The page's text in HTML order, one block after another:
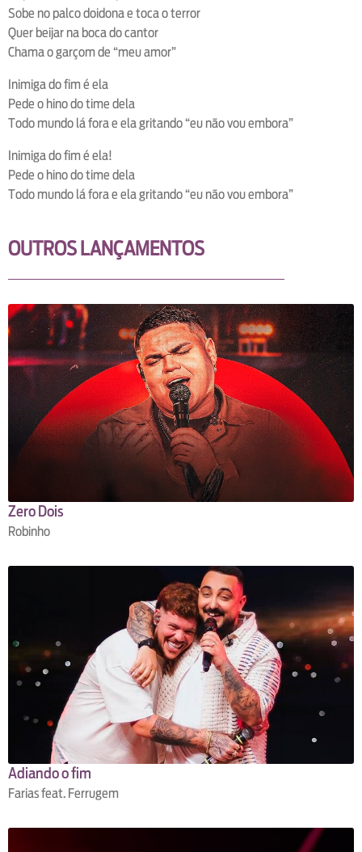
Sobe no palco doidona e toca o terror
Quer beijar na boca do cantor
Chama o garçom de “meu amor”
Inimiga do fim é ela
Pede o hino do time dela
Todo mundo lá fora e ela gritando “eu não vou embora”
Inimiga do fim é ela!
Pede o hino do time dela
Todo mundo lá fora e ela gritando “eu não vou embora”
OUTROS LANÇAMENTOS
Zero Dois
Robinho
Adiando o fim
Farias feat. Ferrugem